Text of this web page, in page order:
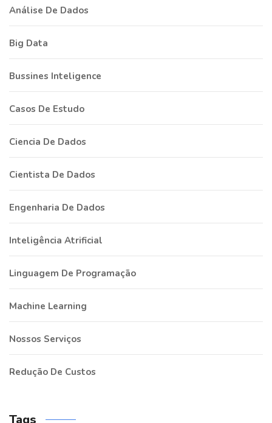
Análise De Dados
Big Data
Bussines Inteligence
Casos De Estudo
Ciencia De Dados
Cientista De Dados
Engenharia De Dados
Inteligência Atrificial
Linguagem De Programação
Machine Learning
Nossos Serviços
Redução De Custos
Tags